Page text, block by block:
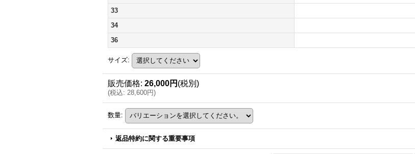
33
34
36
サイズ:
販売価格: 26,000円 (税別)
(税込: 28,600円)
数量:
返品特約に関する重要事項